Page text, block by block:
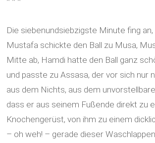
Die siebenundsiebzigste Minute fing
Mustafa schickte den Ball zu Musa,
Mitte ab, Hamdi hatte den Ball ganz
und passte zu Assasa, der vor sich nur
aus dem Nichts, aus dem
dass er aus seinem Fußende direkt zu
Knochengerüst, von ihm zu einem
– oh weh! – gerade dieser